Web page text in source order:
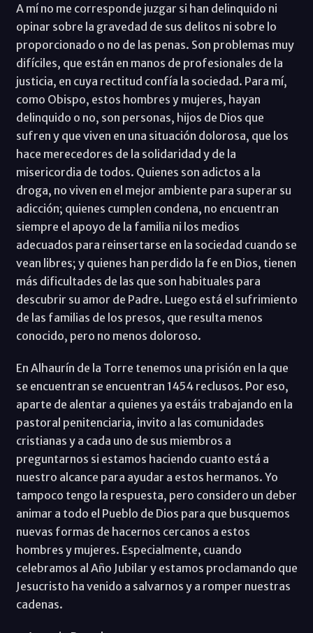
A mí no me corresponde juzgar si han delinquido ni
opinar sobre la gravedad de sus delitos ni sobre lo
proporcionado o no de las penas. Son problemas muy
difíciles, que están en manos de profesionales de la
justicia, en cuya rectitud confía la sociedad. Para mí,
como Obispo, estos hombres y mujeres, hayan
delinquido o no, son personas, hijos de Dios que
sufren y que viven en una situación dolorosa, que los
hace merecedores de la solidaridad y de la
misericordia de todos. Quienes son adictos a la
droga, no viven en el mejor ambiente para superar su
adicción; quienes cumplen condena, no encuentran
siempre el apoyo de la familia ni los medios
adecuados para reinsertarse en la sociedad cuando se
vean libres; y quienes han perdido la fe en Dios, tienen
más dificultades de las que son habituales para
descubrir su amor de Padre. Luego está el sufrimiento
de las familias de los presos, que resulta menos
conocido, pero no menos doloroso.
En Alhaurín de la Torre tenemos una prisión en la que
se encuentran se encuentran 1454 reclusos. Por eso,
aparte de alentar a quienes ya estáis trabajando en la
pastoral penitenciaria, invito a las comunidades
cristianas y a cada uno de sus miembros a
preguntarnos si estamos haciendo cuanto está a
nuestro alcance para ayudar a estos hermanos. Yo
tampoco tengo la respuesta, pero considero un deber
animar a todo el Pueblo de Dios para que busquemos
nuevas formas de hacernos cercanos a estos
hombres y mujeres. Especialmente, cuando
celebramos al Año Jubilar y estamos proclamando que
Jesucristo ha venido a salvarnos y a romper nuestras
cadenas.